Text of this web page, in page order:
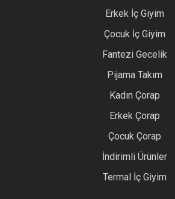
Erkek İç Giyim
Çocuk İç Giyim
Fantezi Gecelik
Pijama Takım
Kadın Çorap
Erkek Çorap
Çocuk Çorap
İndirimli Ürünler
Termal İç Giyim